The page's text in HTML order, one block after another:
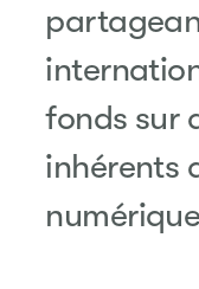
fonds sur
inhérents